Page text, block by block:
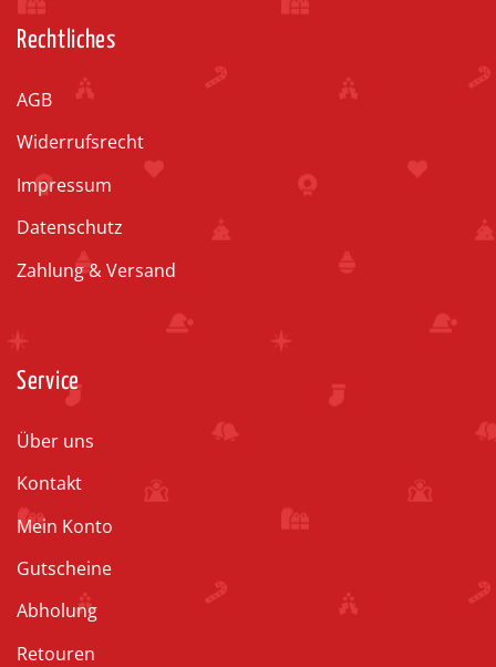
Rechtliches
AGB
Widerrufsrecht
Impressum
Datenschutz
Zahlung & Versand
Service
Über uns
Kontakt
Mein Konto
Gutscheine
Abholung
Retouren